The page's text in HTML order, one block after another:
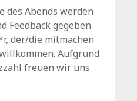
des Abends werden
Feedback gegeben.
der/die mitmachen
Aufgrund
freuen wir uns